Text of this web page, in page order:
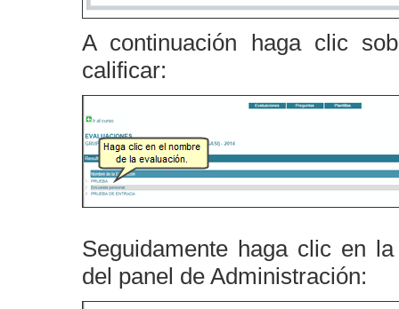
A continuación haga clic
calificar:
Seguidamente haga clic en
del panel de Administración: